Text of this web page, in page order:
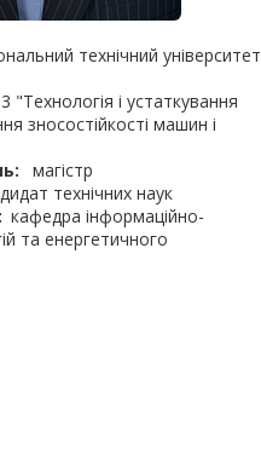
технічний університет
"Технологія і устаткування
зносостійкості машин і
магістр
технічних наук
кафедра інформаційно-
та енергетичного